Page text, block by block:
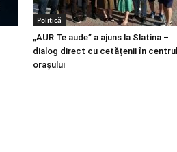
Politică
„AUR Te aude” a ajuns la Slatina –
dialog direct cu cetățenii în centrul
orașului